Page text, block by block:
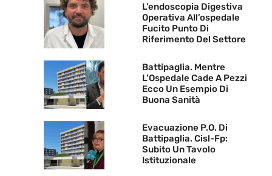
L’endoscopia Digestiva
Operativa All’ospedale
Fucito Punto Di
Riferimento Del Settore
Battipaglia. Mentre
L’Ospedale Cade A Pezzi
Ecco Un Esempio Di
Buona Sanità
Evacuazione P.O. Di
Battipaglia. Cisl-Fp:
Subito Un Tavolo
Istituzionale